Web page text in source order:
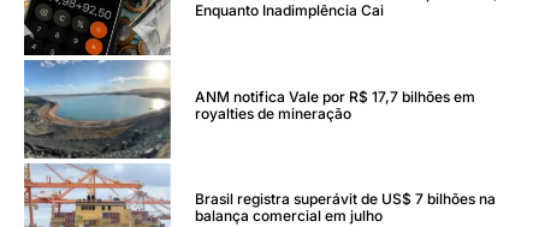
Enquanto Inadimplência Cai
ANM notifica Vale por R$ 17,7 bilhões em
royalties de mineração
Brasil registra superávit de US$ 7 bilhões na
balança comercial em julho